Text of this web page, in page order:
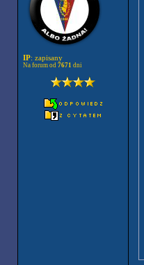
IP: zapisany
Na forum od 7671 dni